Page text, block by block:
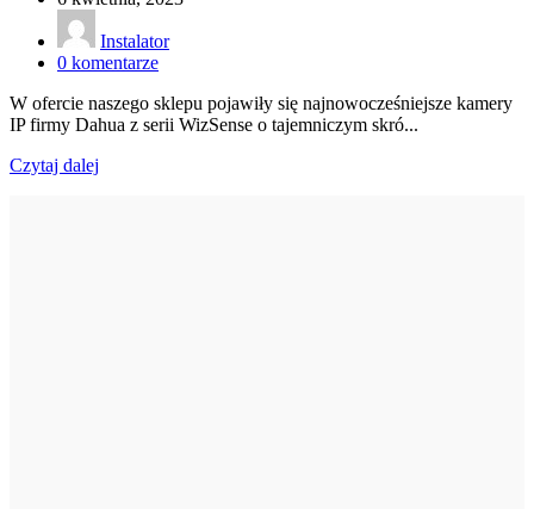
Instalator
0 komentarze
W ofercie naszego sklepu pojawiły się najnowocześniejsze kamery
IP firmy Dahua z serii WizSense o tajemniczym skró...
Czytaj dalej